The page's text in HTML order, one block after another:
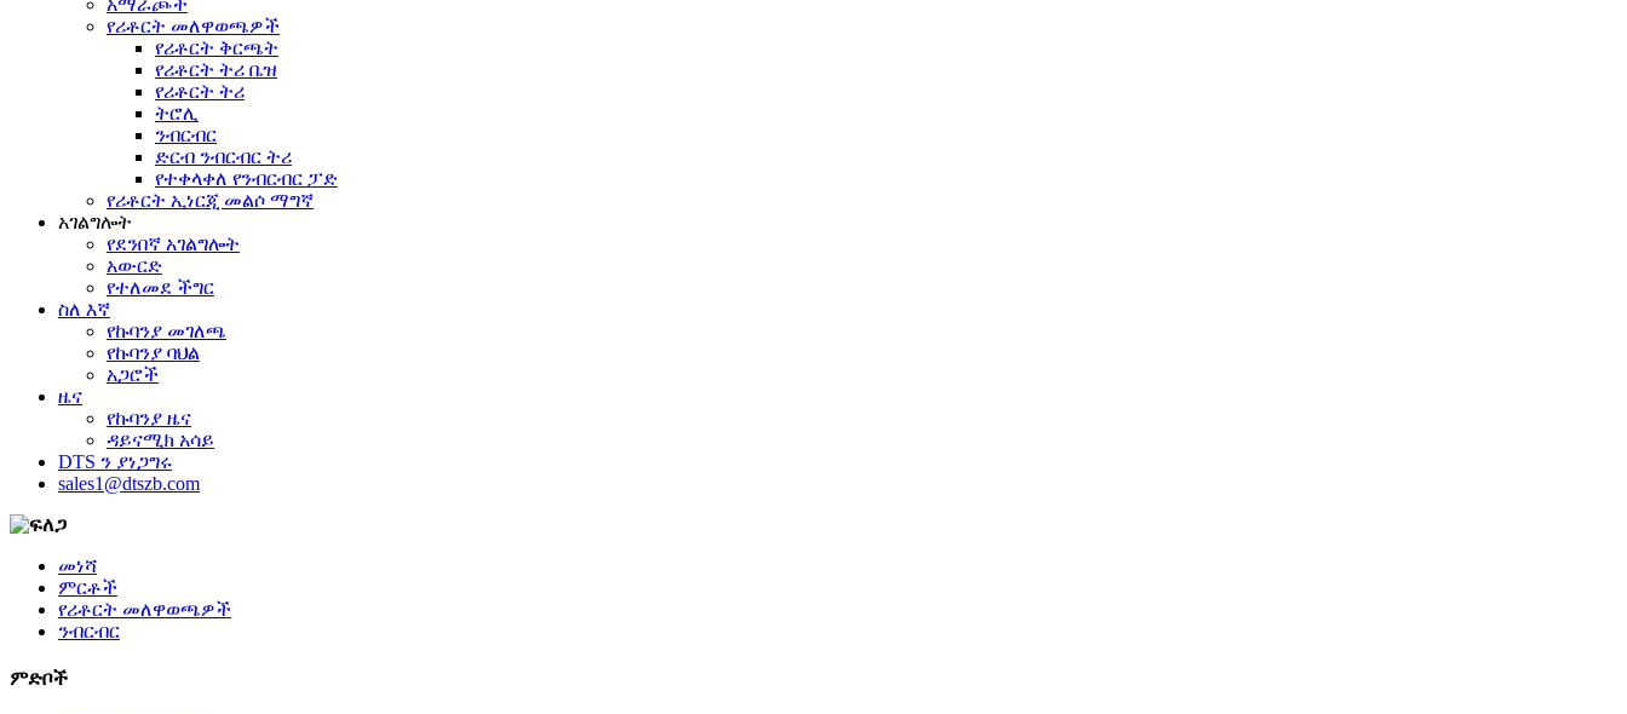
አማራጮች
የሪቶርት መለዋወጫዎች
የሪቶርት ቅርጫት
የሪቶርት ትሪ ቤዝ
የሪቶርት ትሪ
ትሮሊ
ንብርብር
ድርብ ንብርብር ትሪ
የተቀላቀለ የንብርብር ፓድ
የሪቶርት ኢነርጂ መልሶ ማግኛ
አገልግሎት
የደንበኛ አገልግሎት
አውርድ
የተለመደ ችግር
ስለ እኛ
የኩባንያ መገለጫ
የኩባንያ ባህል
አጋሮች
ዜና
የኩባንያ ዜና
ዳይናሚክ አሳይ
DTS ን ያነጋግሩ
sales1@dtszb.com
መነሻ
ምርቶች
የሪቶርት መለዋወጫዎች
ንብርብር
ምድቦች